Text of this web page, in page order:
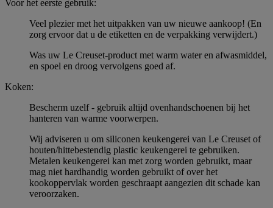
Voor het eerste gebruik:
Veel plezier met het uitpakken van uw nieuwe aankoop! (En
zorg ervoor dat u de etiketten en de verpakking verwijdert.)
Was uw Le Creuset-product met warm water en afwasmiddel,
en spoel en droog vervolgens goed af.
Koken:
Bescherm uzelf - gebruik altijd ovenhandschoenen bij het
hanteren van warme voorwerpen.
Wij adviseren u om siliconen keukengerei van Le Creuset of
houten/hittebestendig plastic keukengerei te gebruiken.
Metalen keukengerei kan met zorg worden gebruikt, maar
mag niet hardhandig worden gebruikt of over het
kookoppervlak worden geschraapt aangezien dit schade kan
veroorzaken.